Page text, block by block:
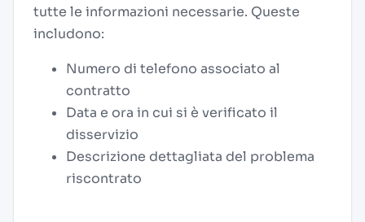
tutte le informazioni necessarie. Queste
includono:
Numero di telefono associato al
contratto
Data e ora in cui si è verificato il
disservizio
Descrizione dettagliata del problema
riscontrato